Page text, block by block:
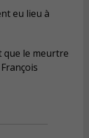
eu lieu à
que le meurtre